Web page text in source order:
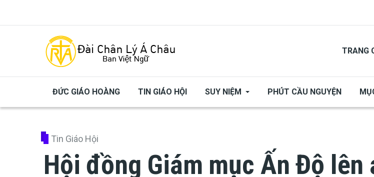
TRANG
ĐỨC GIÁO HOÀNG TIN GIÁO HỘI SUY NIỆM PHÚT CẦU NGUYỆN
Tin Giáo Hội
Hội đồng Giám mục Ấn Độ lên